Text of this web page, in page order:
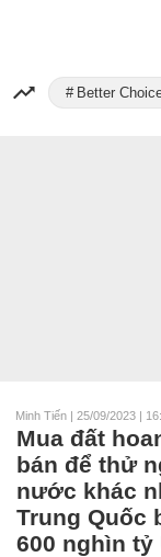
Better
Minh Tiến | 25/09/2023 |
Mua đất
bán để thử
nước khác
Trung Quốc
600 nghìn tỷ